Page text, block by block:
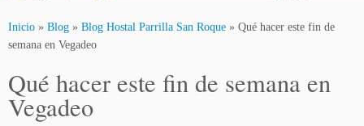
Inicio » Blog » Blog Hostal Parrilla San Roque » Qué hacer este fin de
semana en Vegadeo
Qué hacer este fin de semana en
Vegadeo